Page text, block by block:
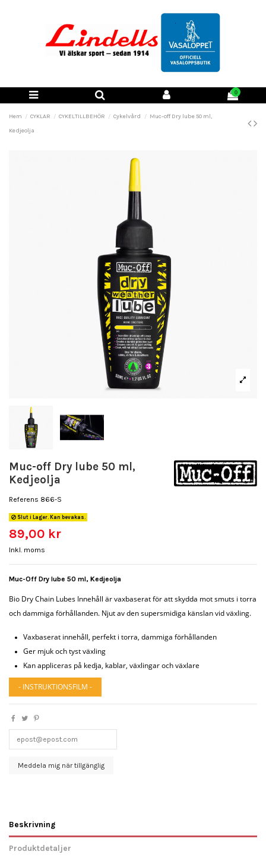
0
Hem CYKLAR CYKELTILLBEHÖR Cykelvård
Muc-off Dry lube 50 ml,
Kedjeolja
Muc-off Dry lube 50 ml,
Kedjeolja
Referens 866-S
Slut i Lager. Kan bevakas.
89,00 kr
Inkl. moms
Muc-Off Dry lube 50 ml, Kedjeolja
Bio Dry Chain Lubes Innehåll är vaxbaserat för att skydda mot smuts i torra
och dammiga förhållanden. Njut av den supersmidiga känslan vid växling.
Vaxbaserat innehåll, perfekt i torra, dammiga förhållanden
Ger mjuk och tyst växling
Kan appliceras på kedja, kablar, växlingar och växlare
- INSTRUKTIONSFILM -
Beskrivning
Produktdetaljer